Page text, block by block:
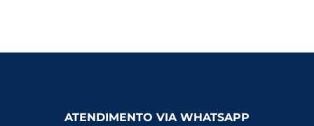
ATENDIMENTO VIA WHATSAPP